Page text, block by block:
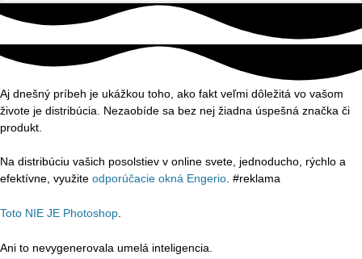
Aj dnešný príbeh je ukážkou toho, ako fakt veľmi dôležitá vo vašom
živote je distribúcia. Nezaobíde sa bez nej žiadna úspešná značka či
produkt.
Na distribúciu vašich posolstiev v online svete, jednoducho, rýchlo a
efektívne, využite odporúčacie okná Engerio. #reklama
Toto NIE JE Photoshop.
Ani to nevygenerovala umelá inteligencia.